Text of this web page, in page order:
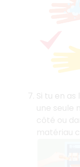
Si tu en
une seule